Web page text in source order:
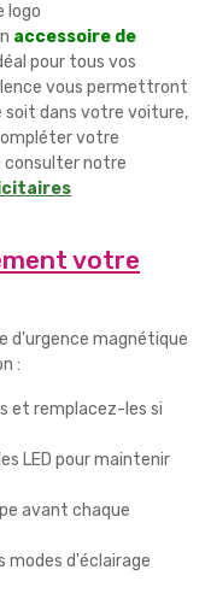
logo
accessoire de
pour tous vos
vous permettront
soit dans votre voiture,
votre
consulter notre
votre
d'urgence magnétique
:
et remplacez-les si
LED pour maintenir
avant chaque
modes d'éclairage